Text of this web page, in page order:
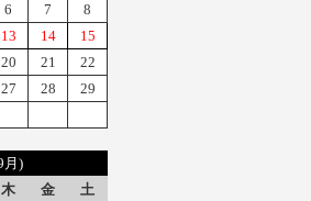
6 7
8
13 14
15
20 21
22
27 28
29
月)
木 金
土